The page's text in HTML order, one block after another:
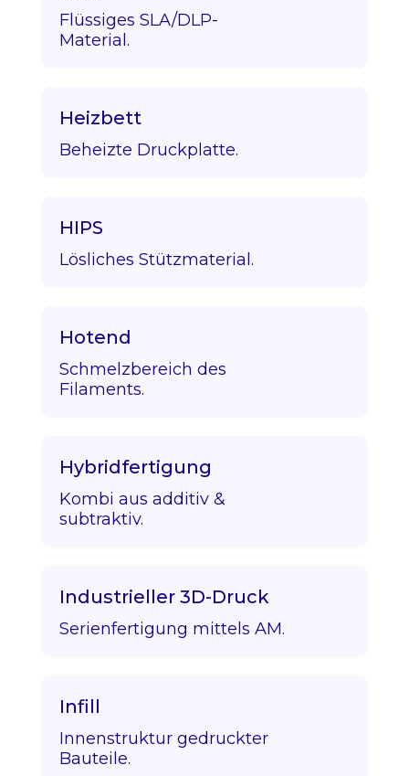
Flüssiges SLA/DLP-
Material.
Heizbett
Beheizte Druckplatte.
HIPS
Lösliches Stützmaterial.
Hotend
Schmelzbereich des
Filaments.
Hybridfertigung
Kombi aus additiv &
subtraktiv.
Industrieller 3D-Druck
Serienfertigung mittels AM.
Infill
Innenstruktur gedruckter
Bauteile.